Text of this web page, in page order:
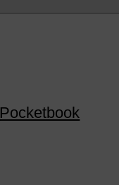
Pocketbook